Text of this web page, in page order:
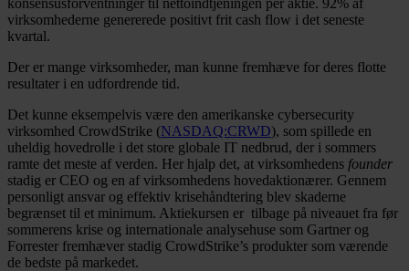
virksomhederne genererede positivt frit cash flow i det seneste
kvartal.
Der er mange virksomheder, man kunne fremhæve for deres flotte
resultater i en udfordrende tid.
Det kunne eksempelvis være den amerikanske cybersecurity
virksomhed CrowdStrike (NASDAQ:CRWD), som spillede en
uheldig hovedrolle i det store globale IT nedbrud, der i sommers
ramte det meste af verden. Her hjalp det, at virksomhedens founder
stadig er CEO og en af virksomhedens hovedaktionærer. Gennem
personligt ansvar og effektiv krisehåndtering blev skaderne
begrænset til et minimum. Aktiekursen er tilbage på niveauet fra før
sommerens krise og internationale analysehuse som Gartner og
Forrester fremhæver stadig CrowdStrike’s produkter som værende
de bedste på markedet.